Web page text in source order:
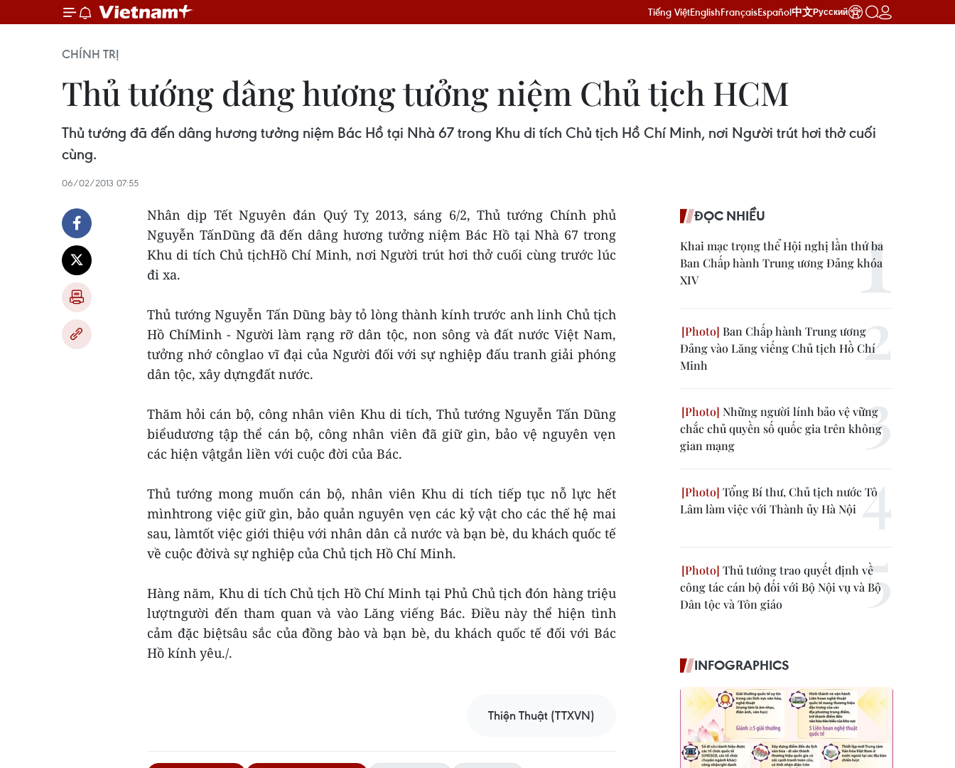
Tiếng ViệtEnglishFrançaisEspañol中文Русский
CHÍNH TRỊ
Thủ tướng dâng hương tưởng niệm Chủ tịch HCM
Thủ tướng đã đến dâng hương tưởng niệm Bác Hồ tại Nhà 67 trong Khu di tích Chủ tịch Hồ Chí Minh, nơi Người trút hơi thở cuối
cùng.
06/02/2013 07:55
Nhân dịp Tết Nguyên đán Quý Tỵ 2013, sáng 6/2, Thủ tướng Chính phủ
Nguyễn TấnDũng đã đến dâng hương tưởng niệm Bác Hồ tại Nhà 67 trong
Khu di tích Chủ tịchHồ Chí Minh, nơi Người trút hơi thở cuối cùng trước lúc
đi xa.
Thủ tướng Nguyễn Tấn Dũng bày tỏ lòng thành kính trước anh linh Chủ tịch
Hồ ChíMinh - Người làm rạng rỡ dân tộc, non sông và đất nước Việt Nam,
tưởng nhớ cônglao vĩ đại của Người đối với sự nghiệp đấu tranh giải phóng
dân tộc, xây dựngđất nước.
Thăm hỏi cán bộ, công nhân viên Khu di tích, Thủ tướng Nguyễn Tấn Dũng
biểudương tập thể cán bộ, công nhân viên đã giữ gìn, bảo vệ nguyên vẹn
các hiện vậtgắn liền với cuộc đời của Bác.
Thủ tướng mong muốn cán bộ, nhân viên Khu di tích tiếp tục nỗ lực hết
mìnhtrong việc giữ gìn, bảo quản nguyên vẹn các kỷ vật cho các thế hệ mai
sau, làmtốt việc giới thiệu với nhân dân cả nước và bạn bè, du khách quốc tế
về cuộc đờivà sự nghiệp của Chủ tịch Hồ Chí Minh.
Hàng năm, Khu di tích Chủ tịch Hồ Chí Minh tại Phủ Chủ tịch đón hàng triệu
lượtngười đến tham quan và vào Lăng viếng Bác. Điều này thể hiện tình
cảm đặc biệtsâu sắc của đồng bào và bạn bè, du khách quốc tế đối với Bác
Hồ kính yêu./.
Thiện Thuật (TTXVN)
ĐỌC NHIỀU
Khai mạc trọng thể Hội nghị lần thứ ba
Ban Chấp hành Trung ương Đảng khóa
XIV
Ban Chấp hành Trung ương
Đảng vào Lăng viếng Chủ tịch Hồ Chí
Minh
Những người lính bảo vệ vững
chắc chủ quyền số quốc gia trên không
gian mạng
Tổng Bí thư, Chủ tịch nước Tô
Lâm làm việc với Thành ủy Hà Nội
Thủ tướng trao quyết định về
công tác cán bộ đối với Bộ Nội vụ và Bộ
Dân tộc và Tôn giáo
INFOGRAPHICS